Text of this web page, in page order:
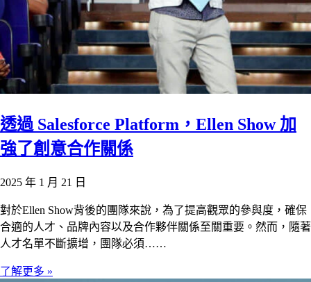
透過 Salesforce Platform，Ellen Show 加
強了創意合作關係
2025 年 1 月 21 日
對於Ellen Show背後的團隊來說，為了提高觀眾的參與度，確保
合適的人才、品牌內容以及合作夥伴關係至關重要。然而，隨著
人才名單不斷擴增，團隊必須……
了解更多 »